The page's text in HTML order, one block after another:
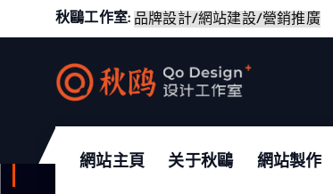
k
秋鷗工作室:專業
網站主頁 关于秋鷗 網站製作